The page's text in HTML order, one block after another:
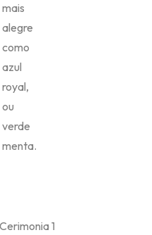
mais
alegre
como
azul
royal,
ou
verde
menta.